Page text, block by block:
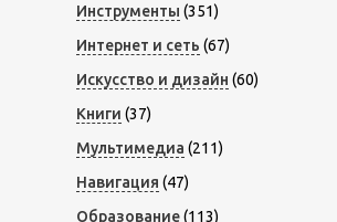
Инструменты (351)
Интернет и сеть (67)
Искусство и дизайн (60)
Книги (37)
Мультимедиа (211)
Навигация (47)
Образование(113)